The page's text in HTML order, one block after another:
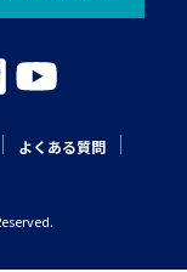
よくある質問